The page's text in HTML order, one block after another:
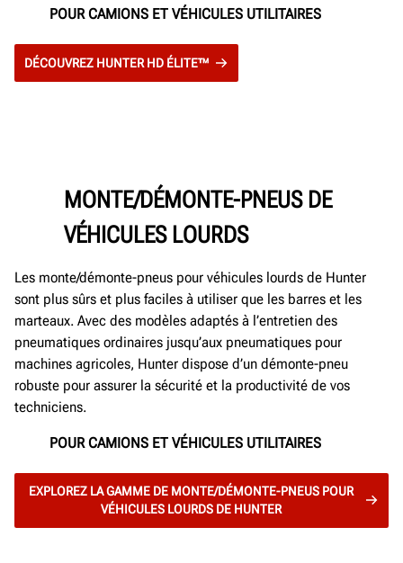
POUR CAMIONS ET VÉHICULES UTILITAIRES
DÉCOUVREZ HUNTER HD ÉLITE™
MONTE/DÉMONTE-PNEUS DE
VÉHICULES LOURDS
Les monte/démonte-pneus pour véhicules lourds de Hunter
sont plus sûrs et plus faciles à utiliser que les barres et les
marteaux. Avec des modèles adaptés à l’entretien des
pneumatiques ordinaires jusqu’aux pneumatiques pour
machines agricoles, Hunter dispose d’un démonte-pneu
robuste pour assurer la sécurité et la productivité de vos
techniciens.
POUR CAMIONS ET VÉHICULES UTILITAIRES
EXPLOREZ LA GAMME DE MONTE/DÉMONTE-PNEUS POUR
VÉHICULES LOURDS DE HUNTER